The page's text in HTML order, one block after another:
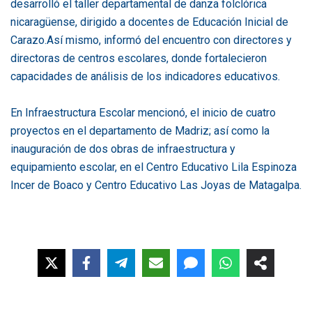
desarrolló el taller departamental de danza folclórica
nicaragüense, dirigido a docentes de Educación Inicial de
Carazo.Así mismo, informó del encuentro con directores y
directoras de centros escolares, donde fortalecieron
capacidades de análisis de los indicadores educativos.
En Infraestructura Escolar mencionó, el inicio de cuatro
proyectos en el departamento de Madriz; así como la
inauguración de dos obras de infraestructura y
equipamiento escolar, en el Centro Educativo Lila Espinoza
Incer de Boaco y Centro Educativo Las Joyas de Matagalpa.